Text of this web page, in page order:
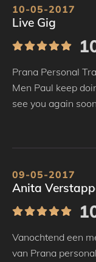
10-05-2017
Live Gig
Prana Personal
Men Paul keep
see you again soon
09-05-2017
Anita
Vanochtend een
van Prana